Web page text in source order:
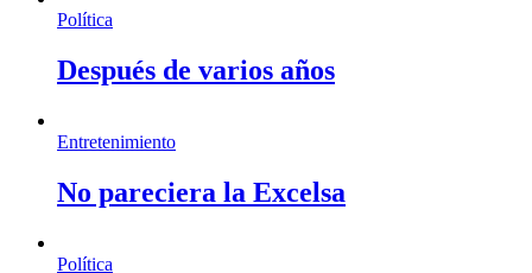
Política
Después de varios años
Entretenimiento
No pareciera la Excelsa
Política